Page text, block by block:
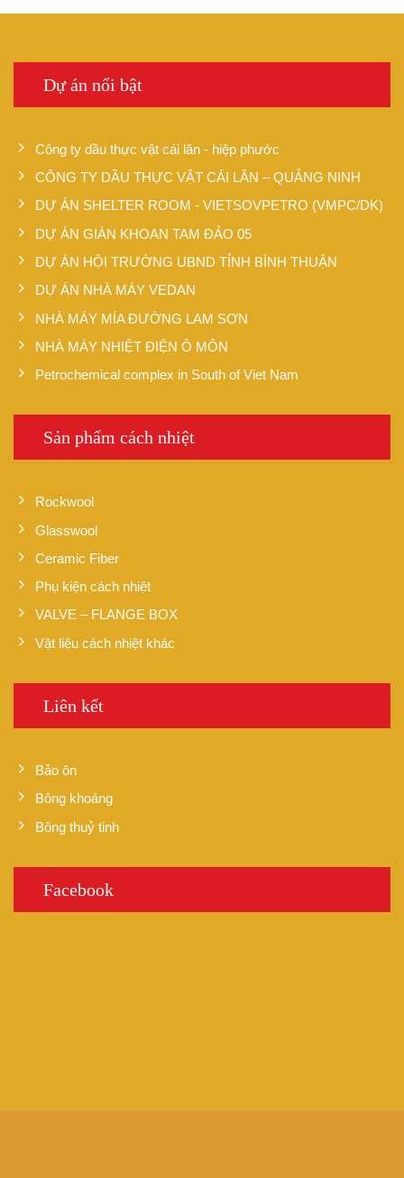
Dự án nổi bật
Công ty dầu thực vật cái lân - hiệp phước
CÔNG TY DẦU THỰC VẬT CÁI LÂN – QUẢNG NINH
DỰ ÁN SHELTER ROOM - VIETSOVPETRO (VMPC/DK)
DỰ ÁN GIÀN KHOAN TAM ĐẢO 05
DỰ ÁN HỘI TRƯỜNG UBND TỈNH BÌNH THUẬN
DỰ ÁN NHÀ MÁY VEDAN
NHÀ MÁY MÍA ĐƯỜNG LAM SƠN
NHÀ MÁY NHIỆT ĐIỆN Ô MÔN
Petrochemical complex in South of Viet Nam
Sản phẩm cách nhiệt
Rockwool
Glasswool
Ceramic Fiber
Phụ kiện cách nhiệt
VALVE – FLANGE BOX
Vật liệu cách nhiệt khác
Liên kết
Bảo ôn
Bông khoáng
Bông thuỷ tinh
Facebook